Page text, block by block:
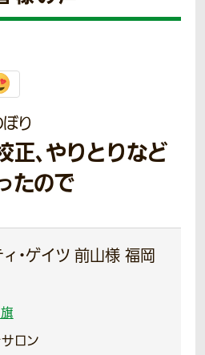
り
正、やりとりなど
たので
・ゲイツ 前山様 福岡
ロン